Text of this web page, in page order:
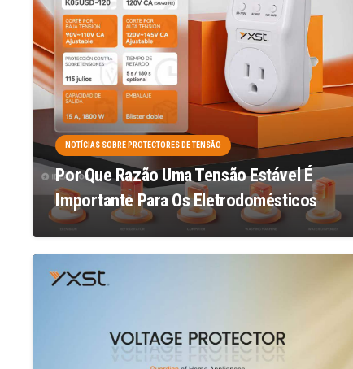
NOTÍCIAS SOBRE PROTECTORES DE TENSÃO
Por Que Razão Uma Tensão Estável É
Importante Para Os Eletrodomésticos